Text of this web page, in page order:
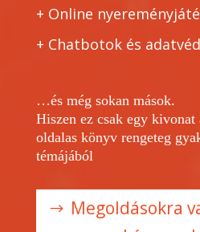
+ Online
+ Chatbotok és
…és még sokan mások.
Hiszen ez csak egy
oldalas könyv rengeteg
témájából
Megoldásokra